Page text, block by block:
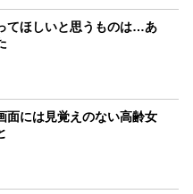
てほしいと思うものは…あ
面には見覚えのない高齢女